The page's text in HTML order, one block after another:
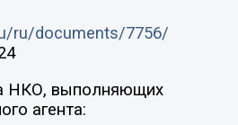
ru/documents/7756/
НКО, выполняющих
агента: